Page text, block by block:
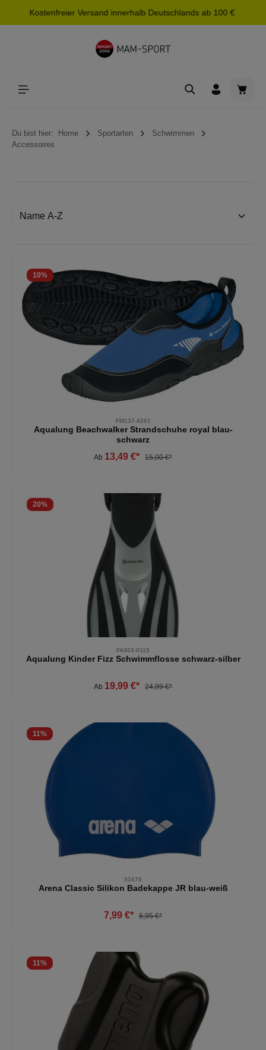
springen
Kostenfreier Versand innerhalb Deutschlands ab 100 €
Du bist hier: Home Sportarten
Schwimmen
Accessoires
10%
FM137-4201
Aqualung Beachwalker Strandschuhe royal blau-
schwarz
Ab 13,49 €* 15,00 €*
20%
FA363-0115
Aqualung Kinder Fizz Schwimmflosse schwarz-silber
Ab 19,99 €* 24,99 €*
11%
91670
Arena Classic Silikon Badekappe JR blau-weiß
7,99 €* 8,95 €*
11%